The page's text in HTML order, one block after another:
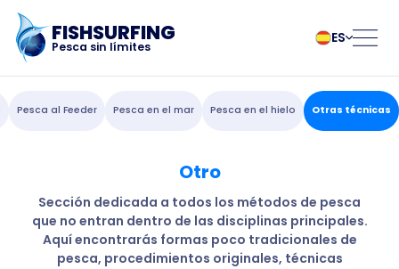
FISHSURFING
Pesca sin límites
ES
български
Deutsch
English
Español
Français
Norsk
Polski
Pусский
Slovenčina
Suomalainen
Blog
Pesca al Feeder Pesca en el mar Pesca en el hielo Otras técnicas
Otro
Sección dedicada a todos los métodos de pesca
que no entran dentro de las disciplinas principales.
Aquí encontrarás formas poco tradicionales de
pesca, procedimientos originales, técnicas